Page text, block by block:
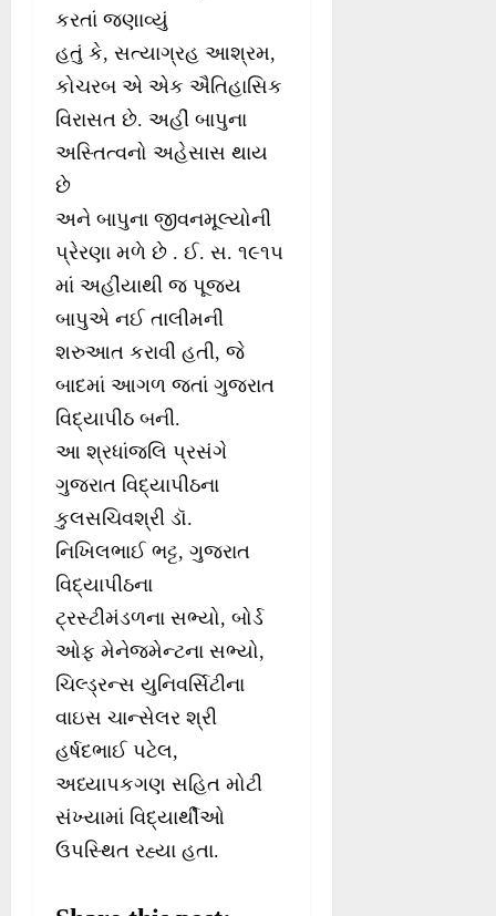
કરતાં જણાવ્યું
હતું કે, સત્યાગ્રહ આશ્રમ,
કોચરબ એ એક ઐતિહાસિક
વિરાસત છે. અહીં બાપુના
અસ્તિત્વનો અહેસાસ થાય
છે
અને બાપુના જીવનમૂલ્યોની
પ્રેરણા મળે છે . ઈ. સ. ૧૯૧૫
માં અહીંયાથી જ પૂજ્ય
બાપુએ નઈ તાલીમની
શરુઆત કરાવી હતી, જે
બાદમાં આગળ જતાં ગુજરાત
વિદ્યાપીઠ બની.
આ શ્રધાંજલિ પ્રસંગે
ગુજરાત વિદ્યાપીઠના
કુલસચિવશ્રી ડૉ.
નિખિલભાઈ ભટ્ટ, ગુજરાત
વિદ્યાપીઠના
ટ્રસ્ટીમંડળના સભ્યો, બોર્ડ
ઓફ મેનેજમેન્ટના સભ્યો,
ચિલ્ડ્રન્સ યુનિવર્સિટીના
વાઇસ ચાન્સેલર શ્રી
હર્ષદભાઈ પટેલ,
અધ્યાપકગણ સહિત મોટી
સંખ્યામાં વિદ્યાર્થીઓ
ઉપસ્થિત રહ્યા હતા.